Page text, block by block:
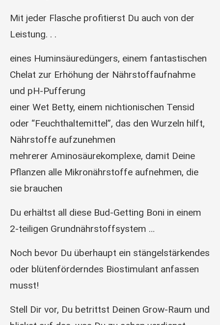
Mit jeder Flasche profitierst Du auch von der
Leistung. . .
eines Huminsäuredüngers, einem fantastischen
Chelat zur Erhöhung der Nährstoffaufnahme
und pH-Pufferung
einer Wet Betty, einem nichtionischen Tensid
oder “Feuchthaltemittel”, das den Wurzeln hilft,
Nährstoffe aufzunehmen
mehrerer Aminosäurekomplexe, damit Deine
Pflanzen alle Mikronährstoffe aufnehmen, die
sie brauchen
Du erhältst all diese Bud-Getting Boni in einem
2-teiligen Grundnährstoffsystem …
Noch bevor Du überhaupt ein stängelstärkendes
oder blütenförderndes Biostimulant anfassen
musst!
Stell Dir vor, Du betrittst Deinen Grow-Raum und